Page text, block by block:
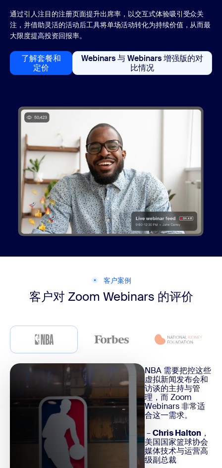
通过引人注目的注册页面提升出席率，以交互式体验吸引受众关
注，并借助灵活的活动后工具将单场活动转化为持续价值，从而最
大限度提高投资回报率。
了解套餐和
定价了解套餐和定价
Webinars 与 Webinars 增强版的对
比情况Webinars 与
客户案例
客户对 Zoom Webinars 的评价
NBA 需要把控这些
虚拟新闻发布会和
访谈的主持与管
理，而 Zoom
Webinars 非常适
合这一需求。
－Chris Halton ，
美国国家篮球协会
媒体技术与运营高
级副总裁